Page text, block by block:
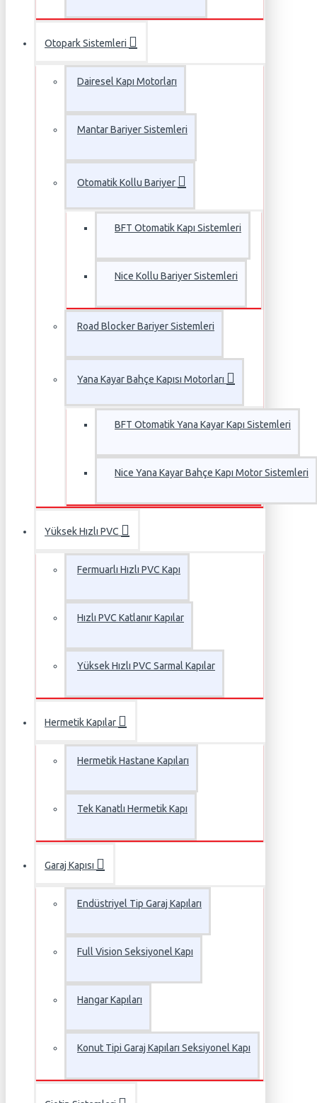
Otopark Sistemleri
Dairesel Kapı Motorları
Mantar Bariyer Sistemleri
Otomatik Kollu Bariyer
BFT Otomatik Kapı Sistemleri
Nice Kollu Bariyer Sistemleri
Road Blocker Bariyer Sistemleri
Yana Kayar Bahçe Kapısı Motorları
BFT Otomatik Yana Kayar Kapı Sistemleri
Nice Yana Kayar Bahçe Kapı Motor Sistemleri
Yüksek Hızlı PVC
Fermuarlı Hızlı PVC Kapı
Hızlı PVC Katlanır Kapılar
Yüksek Hızlı PVC Sarmal Kapılar
Hermetik Kapılar
Hermetik Hastane Kapıları
Tek Kanatlı Hermetik Kapı
Garaj Kapısı
Endüstriyel Tip Garaj Kapıları
Full Vision Seksiyonel Kapı
Hangar Kapıları
Konut Tipi Garaj Kapıları Seksiyonel Kapı